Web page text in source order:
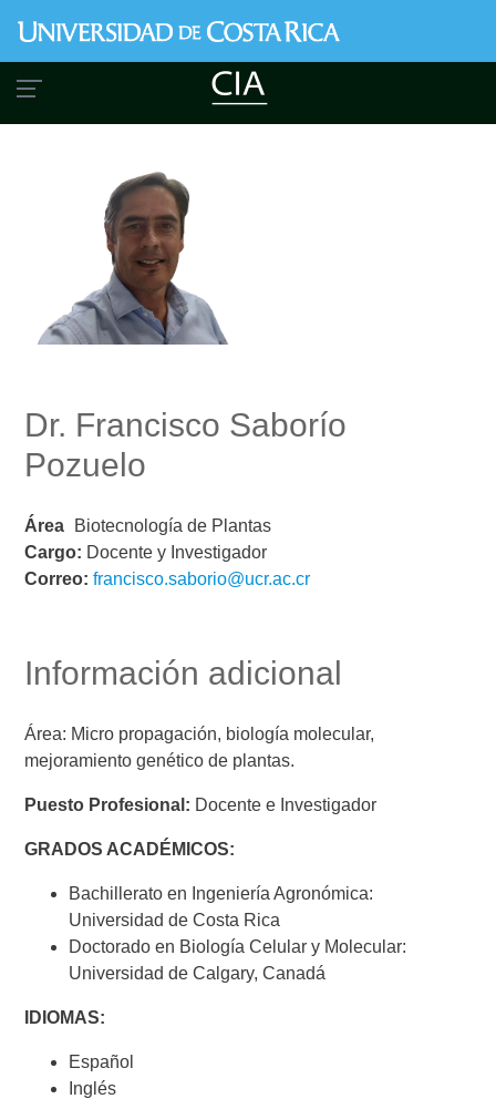
al
contenido
principal
Dr. Francisco Saborío
Pozuelo
Área
Biotecnología de Plantas
Cargo: Docente y Investigador
Correo: francisco.saborio@ucr.ac.cr
Información adicional
Área: Micro propagación, biología molecular,
mejoramiento genético de plantas.
Puesto Profesional: Docente e Investigador
GRADOS ACADÉMICOS:
Bachillerato en Ingeniería Agronómica:
Universidad de Costa Rica
Doctorado en Biología Celular y Molecular:
Universidad de Calgary, Canadá
IDIOMAS:
Español
Inglés